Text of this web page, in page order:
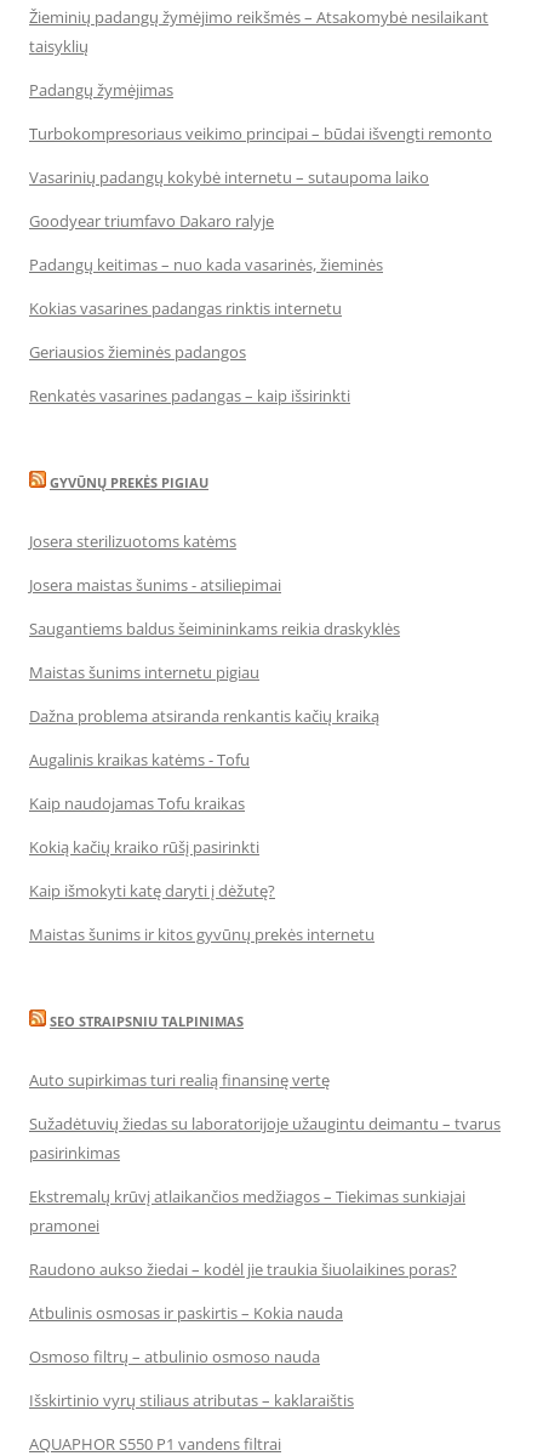
Žieminių padangų žymėjimo reikšmės – Atsakomybė nesilaikant
taisyklių
Padangų žymėjimas
Turbokompresoriaus veikimo principai – būdai išvengti remonto
Vasarinių padangų kokybė internetu – sutaupoma laiko
Goodyear triumfavo Dakaro ralyje
Padangų keitimas – nuo kada vasarinės, žieminės
Kokias vasarines padangas rinktis internetu
Geriausios žieminės padangos
Renkatės vasarines padangas – kaip išsirinkti
GYVŪNŲ PREKĖS PIGIAU
Josera sterilizuotoms katėms
Josera maistas šunims - atsiliepimai
Saugantiems baldus šeimininkams reikia draskyklės
Maistas šunims internetu pigiau
Dažna problema atsiranda renkantis kačių kraiką
Augalinis kraikas katėms - Tofu
Kaip naudojamas Tofu kraikas
Kokią kačių kraiko rūšį pasirinkti
Kaip išmokyti katę daryti į dėžutę?
Maistas šunims ir kitos gyvūnų prekės internetu
SEO STRAIPSNIU TALPINIMAS
Auto supirkimas turi realią finansinę vertę
Sužadėtuvių žiedas su laboratorijoje užaugintu deimantu – tvarus
pasirinkimas
Ekstremalų krūvį atlaikančios medžiagos – Tiekimas sunkiajai
pramonei
Raudono aukso žiedai – kodėl jie traukia šiuolaikines poras?
Atbulinis osmosas ir paskirtis – Kokia nauda
Osmoso filtrų – atbulinio osmoso nauda
Išskirtinio vyrų stiliaus atributas – kaklaraištis
AQUAPHOR S550 P1 vandens filtrai